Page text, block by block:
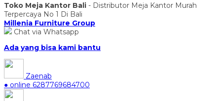
Toko Meja Kantor Bali - Distributor Meja Kantor Murah
Terpercaya No 1 Di Bali
Millenia Furniture Group
Chat via Whatsapp
Ada yang bisa kami bantu
Zaenab
● online 6287769684700